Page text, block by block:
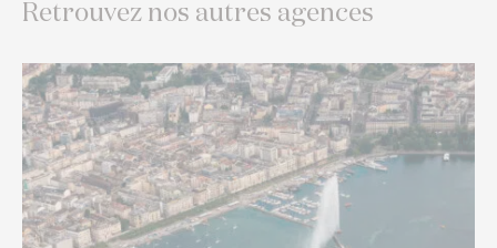
Retrouvez nos autres agences